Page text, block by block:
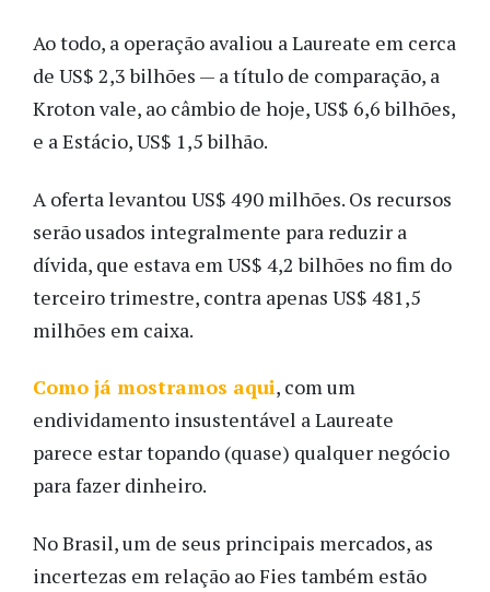
Ao todo, a operação avaliou a Laureate em cerca
de US$ 2,3 bilhões — a título de comparação, a
Kroton vale, ao câmbio de hoje, US$ 6,6 bilhões,
e a Estácio, US$ 1,5 bilhão.
A oferta levantou US$ 490 milhões. Os recursos
serão usados integralmente para reduzir a
dívida, que estava em US$ 4,2 bilhões no fim do
terceiro trimestre, contra apenas US$ 481,5
milhões em caixa.
Como já mostramos aqui, com um
endividamento insustentável a Laureate
parece estar topando (quase) qualquer negócio
para fazer dinheiro.
No Brasil, um de seus principais mercados, as
incertezas em relação ao Fies também estão